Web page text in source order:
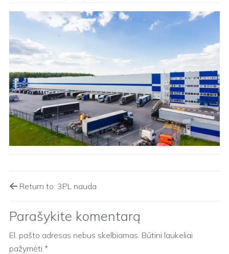
Return to: 3PL nauda
Parašykite komentarą
El. pašto adresas nebus skelbiamas. Būtini laukeliai
pažymėti *